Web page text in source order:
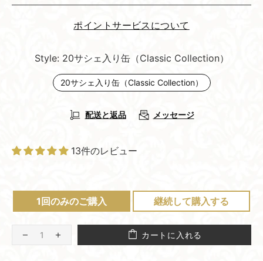
ポイントサービスについて
Style: 20サシェ入り缶（Classic Collection）
20サシェ入り缶（Classic Collection）
配送と返品 メッセージ
13件のレビュー
1回のみのご購入 継続して購入する
カートに入れる